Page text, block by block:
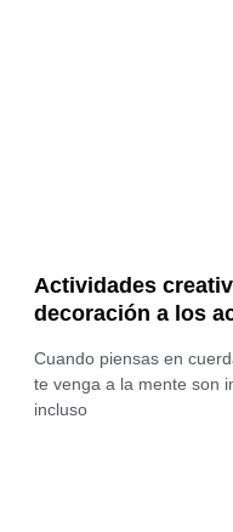
Actividades
decoración a los
Cuando piensas en
te venga a la mente son
incluso